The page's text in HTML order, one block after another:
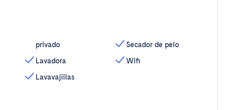
privado
Lavadora
Lavavajillas
Secador de pelo
Wifi